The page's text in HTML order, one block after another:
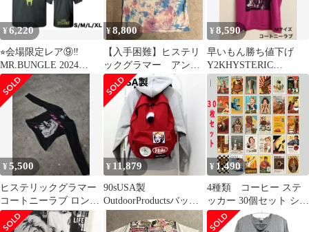
¥6,220
⭐︎会場限定レア⑨‼️
MR.BUNGLE 2024
JAPAN TOUR Tシャツ❗️
¥8,800
【入手困難】ヒステリ
ックグラマー アンデ
ィーウォーホル レア
サイズ 半袖Tシャツ
¥8,590
早いもん勝ち値下げ
Y2KHYSTERIC
GLAMOUR コートニー
ラブ
¥5,500
ヒステリックグラマー
コートニーラブ ロンT
HELLO BOYS 黒
¥ 11,879
90sUSA製
OutdoorProductsバック
パックHoleワッペンリ
ュック
¥ 1,490
4種類 コーヒー ステ
ッカー 30個セット シー
ル ミニポスター カフェ
レトロ アメリカンヴィ